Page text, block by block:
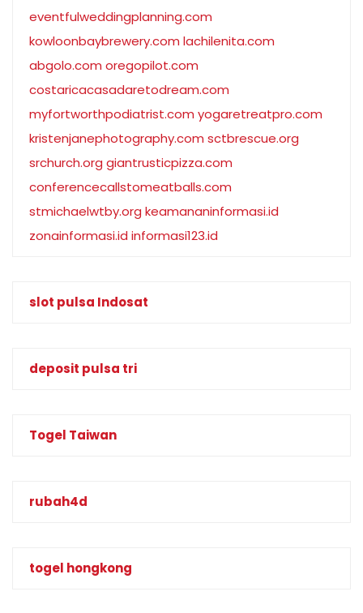
eventfulweddingplanning.com
kowloonbaybrewery.com lachilenita.com
abgolo.com oregopilot.com
costaricacasadaretodream.com
myfortworthpodiatrist.com yogaretreatpro.com
kristenjanephotography.com sctbrescue.org
srchurch.org giantrusticpizza.com
conferencecallstomeatballs.com
stmichaelwtby.org keamananinformasi.id
zonainformasi.id informasi123.id
slot pulsa Indosat
deposit pulsa tri
Togel Taiwan
rubah4d
togel hongkong